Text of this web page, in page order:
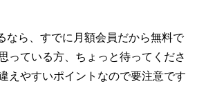
なら、すでに月額会員だから無料で
っている方、ちょっと待ってくださ
えやすいポイントなので要注意です